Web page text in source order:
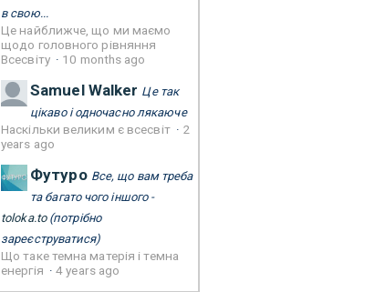
в свою...
Це найближче, що ми маємо
щодо головного рівняння
Всесвіту · 10 months ago
Samuel Walker Це так
цікаво і одночасно лякаюче
Наскільки великим є всесвіт · 2
years ago
Футуро Все, що вам треба
та багато чого іншого -
toloka.to(потрібно
зареєструватися)
Що таке темна матерія і темна
енергія ·4 years ago